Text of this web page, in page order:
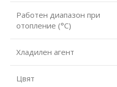
Работен диапазон при
отопление (°С)
Хладилен агент
Цвят